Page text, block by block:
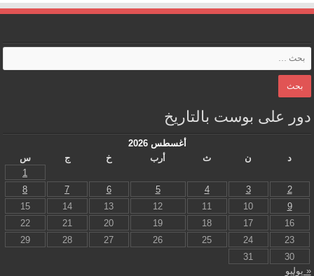
دور على بوست بالتاريخ
أغسطس 2026
د
ن ث أرب خ ج
س
1
2
3
4
5
6
7
8
9
10
11
12
13
14
15
16
17
18
19
20
21
22
23
24
25
26
27
28
29
30
31
« يوليو